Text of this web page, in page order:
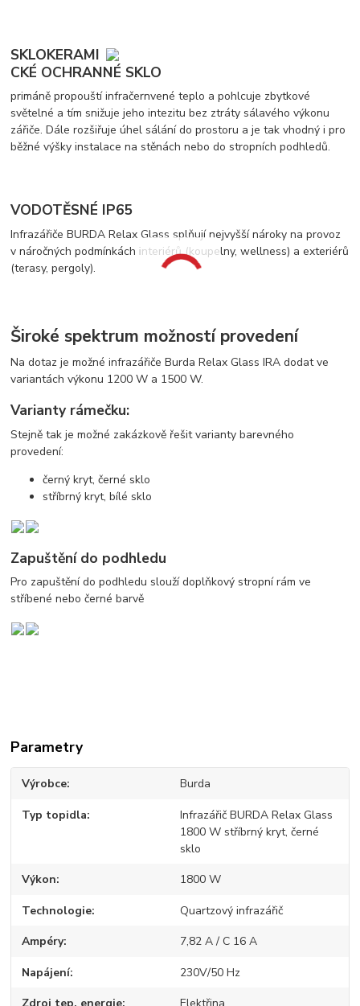
SKLOKERAMI
CKÉ OCHRANNÉ SKLO
primáně propouští infračernvené teplo a pohlcuje zbytkové
světelné a tím snižuje jeho intezitu bez ztráty sálavého výkonu
zářiče. Dále rozšiřuje úhel sálání do prostoru a je tak vhodný i pro
běžné výšky instalace na stěnách nebo do stropních podhledů.
VODOTĚSNÉ IP65
Infrazářiče BURDA Relax Glass splňují nejvyšší nároky na provoz
v náročných podmínkách interiérů (koupelny, wellness) a exteriérů
(terasy, pergoly).
Široké spektrum možností provedení
Na dotaz je možné infrazářiče Burda Relax Glass IRA dodat ve
variantách výkonu 1200 W a 1500 W.
Varianty rámečku:
Stejně tak je možné zakázkově řešit varianty barevného
provedení:
černý kryt, černé sklo
stříbrný kryt, bílé sklo
Zapuštění do podhledu
Pro zapuštění do podhledu slouží doplňkový stropní rám ve
stříbené nebo černé barvě
Parametry
Výrobce Burda
Typ topidla
Infrazářič BURDA Relax Glass
1800 W stříbrný kryt, černé
sklo
Výkon 1800 W
Technologie Quartzový infrazářič
Ampéry 7,82 A / C 16 A
Napájení 230V/50 Hz